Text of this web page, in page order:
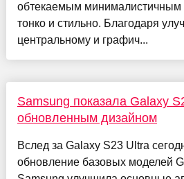
обтекаемым минималистичным
тонко и стильно. Благодаря
центральному и графич...
Samsung показала Galaxy
обновленным дизайном
Вслед за Galaxy S23 Ultra
обновление базовых моделей